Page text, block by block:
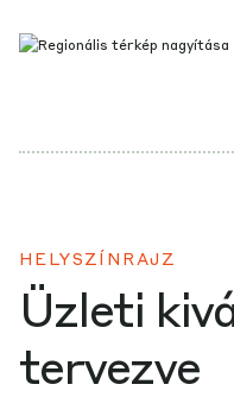
HELYSZÍNRAJZ
Üzleti
tervezve